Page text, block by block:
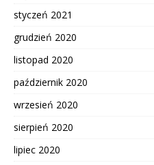
styczeń 2021
grudzień 2020
listopad 2020
październik 2020
wrzesień 2020
sierpień 2020
lipiec 2020